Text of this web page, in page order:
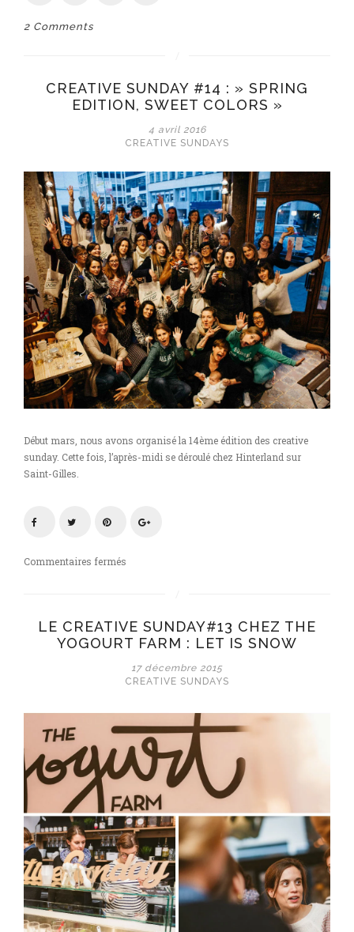
2 Comments
CREATIVE SUNDAY #14 : » SPRING
EDITION, SWEET COLORS »
4 avril 2016
CREATIVE SUNDAYS
Début mars, nous avons organisé la 14ème édition des creative
sunday. Cette fois, l’après-midi se déroulé chez Hinterland sur
Saint-Gilles.
Commentaires fermés
: »
Spring
sweet
LE CREATIVE SUNDAY#13 CHEZ THE
YOGOURT FARM : LET IS SNOW
17 décembre 2015
CREATIVE SUNDAYS